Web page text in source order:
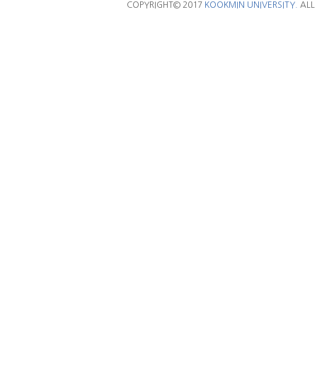
COPYRIGHT© 2017 KOOKMIN UNIVERSITY. ALL